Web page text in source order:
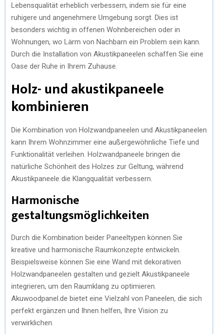
Lebensqualität erheblich verbessern, indem sie für eine
ruhigere und angenehmere Umgebung sorgt. Dies ist
besonders wichtig in offenen Wohnbereichen oder in
Wohnungen, wo Lärm von Nachbarn ein Problem sein kann.
Durch die Installation von Akustikpaneelen schaffen Sie eine
Oase der Ruhe in Ihrem Zuhause.
Holz- und akustikpaneele
kombinieren
Die Kombination von Holzwandpaneelen und Akustikpaneelen
kann Ihrem Wohnzimmer eine außergewöhnliche Tiefe und
Funktionalität verleihen. Holzwandpaneele bringen die
natürliche Schönheit des Holzes zur Geltung, während
Akustikpaneele die Klangqualität verbessern.
Harmonische
gestaltungsmöglichkeiten
Durch die Kombination beider Paneeltypen können Sie
kreative und harmonische Raumkonzepte entwickeln.
Beispielsweise können Sie eine Wand mit dekorativen
Holzwandpaneelen gestalten und gezielt Akustikpaneele
integrieren, um den Raumklang zu optimieren.
Akuwoodpanel.de bietet eine Vielzahl von Paneelen, die sich
perfekt ergänzen und Ihnen helfen, Ihre Vision zu
verwirklichen.